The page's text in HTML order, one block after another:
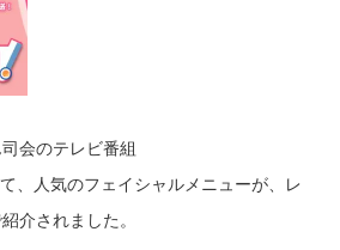
会のテレビ番組
、人気のフェイシャルメニューが、レ
介されました。